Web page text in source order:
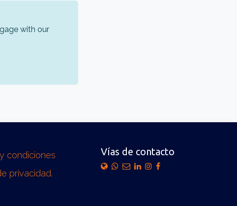
with our
condiciones
privacidad.
Vías de contacto